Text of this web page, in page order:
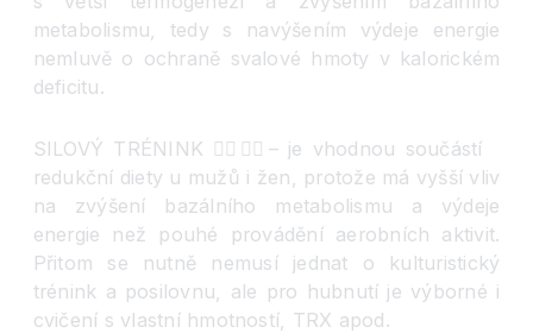
metabolismu, tedy s navýšením výdeje energie
nemluvě o ochraně svalové hmoty v kalorickém
deficitu.
SILOVÝ TRÉNINK 🏋️‍♂️ 🏋️‍♀️ – je vhodnou součástí
redukční diety u mužů i žen, protože má vyšší vliv
na zvýšení bazálního metabolismu a výdeje
energie než pouhé provádění aerobních aktivit.
Přitom se nutně nemusí jednat o kulturistický
trénink a posilovnu, ale pro hubnutí je výborné i
cvičení s vlastní hmotností, TRX apod.